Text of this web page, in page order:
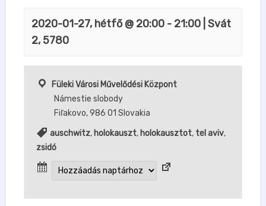
2020-01-27, hétfő @ 20:00 - 21:00 | Svát
2, 5780
Füleki Városi Művelődési Központ
Námestie slobody
Fiľakovo,986 01 Slovakia
auschwitz, holokauszt, holokausztot, tel aviv,
zsidó